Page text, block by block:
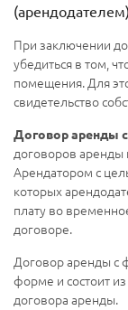
При заключении
убедиться в том,
помещения. Для
свидетельство
Договор аренды
договоров аренды
Арендатором с
которых
плату во
договоре.
Договор аренды с
форме и состоит
договора аренды.